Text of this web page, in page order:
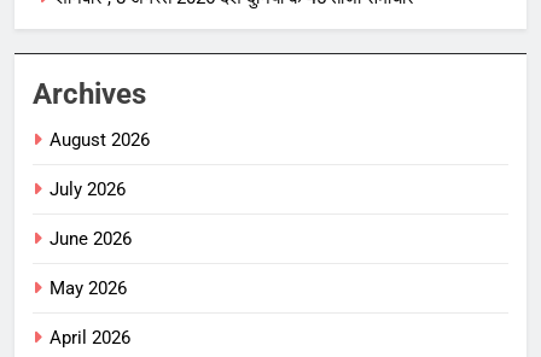
Archives
August 2026
July 2026
June 2026
May 2026
April 2026